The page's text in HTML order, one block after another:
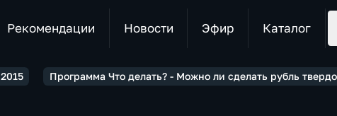
Рекомендации Новости Эфир Каталог
2015 Программа Что делать? - Можно ли сделать рубль